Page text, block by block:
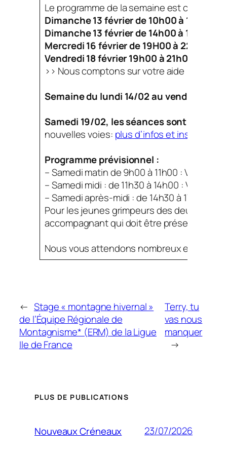
Le programme de la semaine est chargé :
Dimanche 13 février de 10h00 à 14h00,
Dimanche 13 février de 14h00 à 19h00,
Mercredi 16 février de 19H00 à 22h00,
Vendredi 18 février 19h00 à 21h00,
>> Nous comptons sur votre aide :
Semaine du lundi 14/02 au vendredi
Samedi 19/02, les séances sont
nouvelles voies: plus d’infos et
Programme prévisionnel :
– Samedi matin de 9h00 à 11h00 : Vague
– Samedi midi : de 11h30 à 14h00 : Vague
– Samedi après-midi : de 14h30 à 17h30 :
Pour les jeunes grimpeurs des deux
accompagnant qui doit être présent
Nous vous attendons nombreux et avons
← Stage « montagne hivernal »
de l’Équipe Régionale de
Montagnisme* (ERM) de la Ligue
Ile de France
Terry, tu
vas nous
manquer
→
PLUS DE PUBLICATIONS
Nouveaux Créneaux 23/07/2026